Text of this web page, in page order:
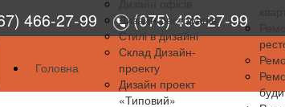
466-27-99 (075) 466-27-99
Головна
Дизайн ресторанів
Стилі в дизайні
Склад Дизайн-
проекту
Дизайн проект
«Типовий»